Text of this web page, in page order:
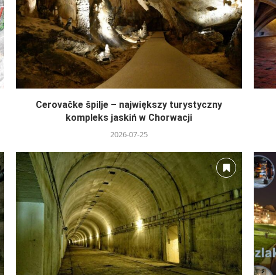
Cerovačke špilje – największy turystyczny
kompleks jaskiń w Chorwacji
2026-07-25